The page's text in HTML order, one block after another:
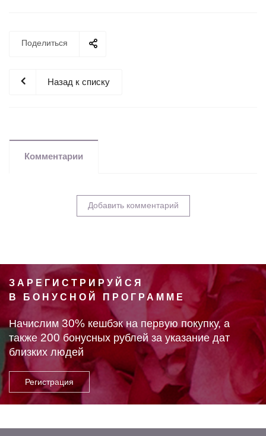
Поделиться
Назад к списку
Комментарии
Добавить комментарий
ЗАРЕГИСТРИРУЙСЯ
В БОНУСНОЙ ПРОГРАММЕ
Начислим 30% кешбэк на первую покупку, а
также 200 бонусных рублей за указание дат
близких людей